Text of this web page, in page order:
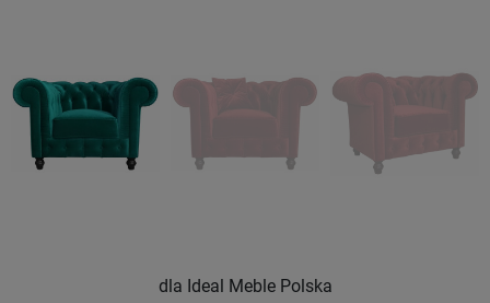
dla Ideal Meble Polska